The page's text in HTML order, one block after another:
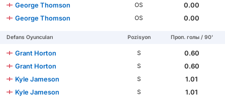
George Thomson
OS
0.00
George Thomson
OS 0.00
Defans Oyuncuları Pozisyon Проп. голы / 90'
Grant Horton S
0.60
Grant Horton
S
0.60
Kyle Jameson
S
1.01
Kyle Jameson
S
1.01